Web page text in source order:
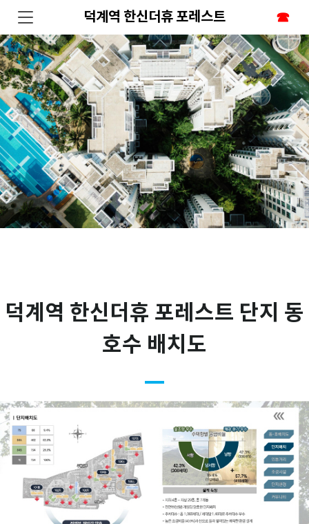
덕계역 한신더휴 포레스트 ☎
덕계역 한신더휴 포레스트 단지 동
호수 배치도
remove